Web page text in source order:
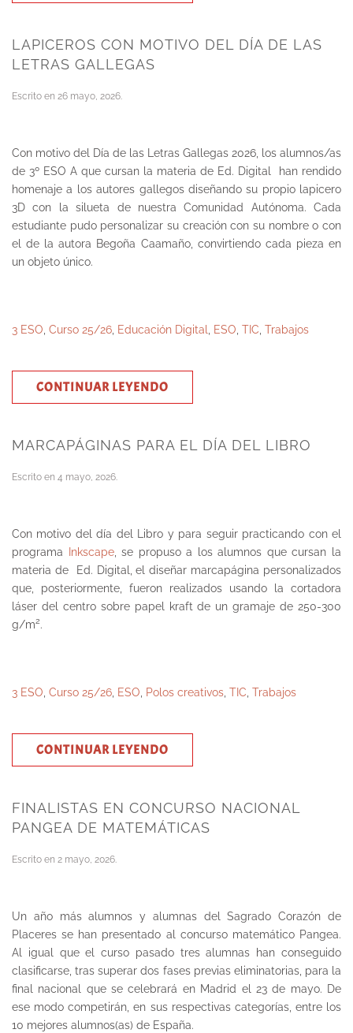
LAPICEROS CON MOTIVO DEL DÍA DE LAS
LETRAS GALLEGAS
Escrito en 26 mayo, 2026
Con motivo del Día de las Letras Gallegas 2026, los alumnos/as
de 3º ESO A que cursan la materia de Ed. Digital han rendido
homenaje a los autores gallegos diseñando su propio lapicero
3D con la silueta de nuestra Comunidad Autónoma. Cada
estudiante pudo personalizar su creación con su nombre o con
el de la autora Begoña Caamaño, convirtiendo cada pieza en
un objeto único.
3 ESO Curso 25/26 Educación Digital ESO TIC Trabajos
CONTINUAR LEYENDO
MARCAPÁGINAS PARA EL DÍA DEL LIBRO
Escrito en 4 mayo, 2026
Con motivo del día del Libro y para seguir practicando con el
programa
Inkscape, se propuso a los alumnos que cursan la
materia de Ed. Digital, el diseñar marcapágina personalizados
que, posteriormente, fueron realizados usando la cortadora
láser del centro sobre papel kraft de un gramaje de 250-300
g/m2.
3 ESO Curso 25/26 ESO Polos creativos TIC Trabajos
CONTINUAR LEYENDO
FINALISTAS EN CONCURSO NACIONAL
PANGEA DE MATEMÁTICAS
Escrito en 2 mayo, 2026
Un año más alumnos y alumnas del Sagrado Corazón de
Placeres se han presentado al concurso matemático Pangea.
Al igual que el curso pasado tres alumnas han conseguido
clasificarse, tras superar dos fases previas eliminatorias, para la
final nacional que se celebrará en Madrid el 23 de mayo. De
ese modo competirán, en sus respectivas categorías, entre los
10 mejores alumnos(as) de España.